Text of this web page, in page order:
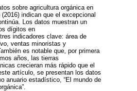
sobre agricultura orgánica en
indican que el excepcional
Los datos muestran un
dígitos en
indicadores clave: área de
ventas minoristas y
es notable que, por primera
años, las tierras
crecieran más rápido que el
artículo, se presentan los datos
anuario estadístico, “El mundo de